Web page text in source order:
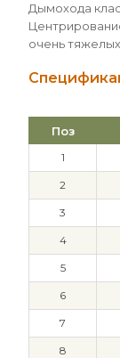
Дымохода
очень
Поз
1
2
3
4
5
6
7
8